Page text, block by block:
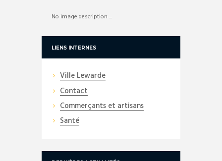
No image description ...
LIENS INTERNES
Ville Lewarde
Contact
Commerçants et artisans
Santé